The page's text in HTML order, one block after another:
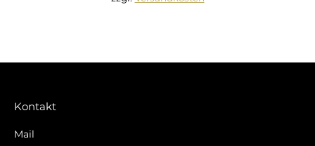
Kontakt
Mail